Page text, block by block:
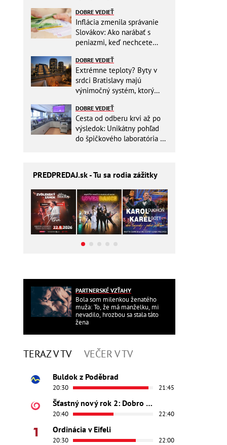
DOBRE VEDIEŤ
Inflácia zmenila správanie
Slovákov: Ako narábať s
peniazmi, keď nechcete
DOBRE VEDIEŤ
Extrémne teploty? Byty v
srdci Bratislavy majú
výnimočný systém, ktorý
DOBRE VEDIEŤ
Cesta od odberu krvi až po
výsledok: Unikátny pohľad
do špičkového laboratória na
PREDPREDAJ.sk - Tu sa rodia zážitky
PARTNERSKÉ VZŤAHY
Bola som milenkou ženatého
muža: To, že má manželku, mi
nevadilo, hrozbou sa stala táto
žena
TERAZ V TV VEČER V TV
Buldok z Poděbrad
20:30 21:45
Šťastný nový rok 2: Dobro došli
20:40 22:40
Ordinácia v Eifeli
20:30 22:00